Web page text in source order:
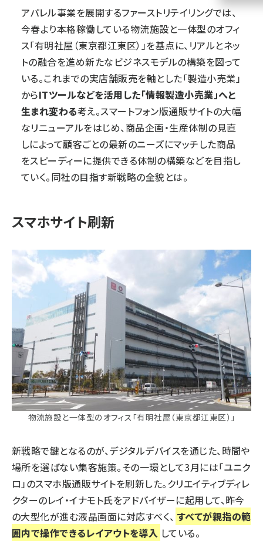
アパレル事業を展開するファーストリテイリングでは、
今春より本格稼働している物流施設と一体型のオフィ
ス「有明社屋（東京都江東区）」を基点に、リアルとネッ
トの融合を進め新たなビジネスモデルの構築を図って
いる。これまでの実店舗販売を軸とした「製造小売業」
からITツールなどを活用した「情報製造小売業」へと
生まれ変わる考え。スマートフォン版通販サイトの大幅
なリニューアルをはじめ、商品企画・生産体制の見直
しによって顧客ごとの最新のニーズにマッチした商品
をスピーディーに提供できる体制の構築などを目指し
ていく。同社の目指す新戦略の全貌とは。
スマホサイト刷新
物流施設と一体型のオフィス「有明社屋（東京都江東区）」
新戦略で鍵となるのが、デジタルデバイスを通じた、時間や
場所を選ばない集客施策。その一環として3月には「ユニク
ロ」のスマホ版通販サイトを刷新した。クリエイティブディレ
クターのレイ・イナモト氏をアドバイザーに起用して、昨今
の大型化が進む液晶画面に対応すべく、 すべてが親指の範
囲内で操作できるレイアウトを導入 している。
参